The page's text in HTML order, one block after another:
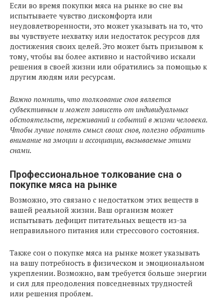
Если во время покупки мяса на рынке во сне вы
испытываете чувство дискомфорта или
неудовлетворенности, это может указывать на то, что
вы чувствуете нехватку или недостаток ресурсов для
достижения своих целей. Это может быть призывом к
тому, чтобы вы более активно и настойчиво искали
решения в своей жизни или обратились за помощью к
другим людям или ресурсам.
Важно помнить, что толкование снов является
субъективным и может зависеть от индивидуальных
обстоятельств, переживаний и событий в жизни человека.
Чтобы лучше понять смысл своих снов, полезно обратить
внимание на эмоции и ассоциации, вызываемые этими
снами.
Профессиональное толкование сна о
покупке мяса на рынке
Возможно, это связано с недостатком этих веществ в
вашей реальной жизни. Ваш организм может
испытывать дефицит питательных веществ из-за
неправильного питания или стрессового состояния.
Также сон о покупке мяса на рынке может указывать
на вашу потребность в физическом и эмоциональном
укреплении. Возможно, вам требуется больше энергии
и сил для преодоления повседневных трудностей
или решения проблем.